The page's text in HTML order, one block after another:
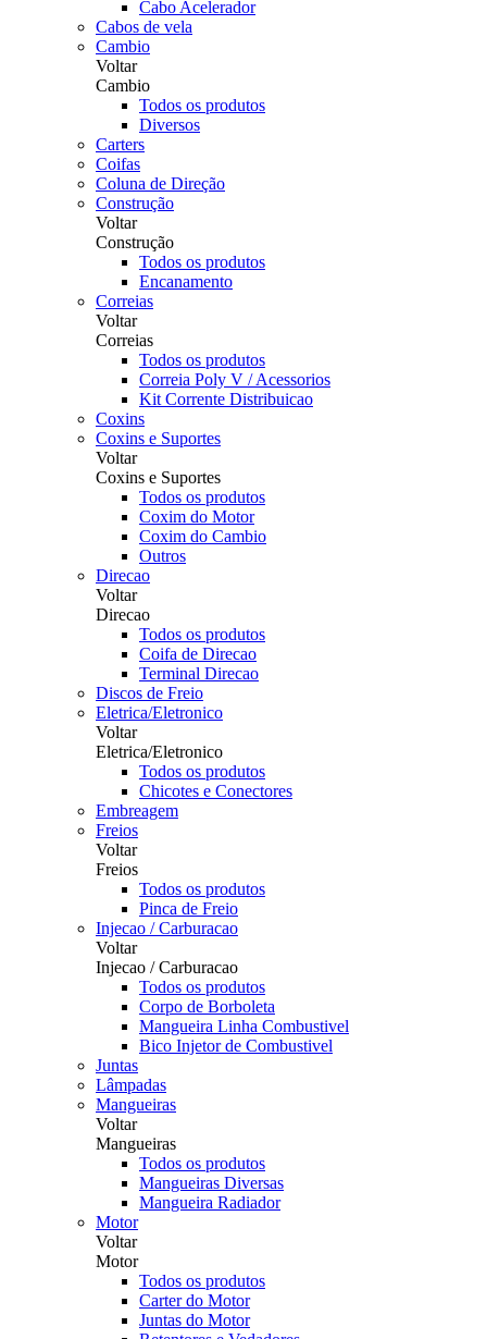
Cabo Acelerador
Cabos de vela
Cambio
Voltar
Cambio
Todos os produtos
Diversos
Carters
Coifas
Coluna de Direção
Construção
Voltar
Construção
Todos os produtos
Encanamento
Correias
Voltar
Correias
Todos os produtos
Correia Poly V / Acessorios
Kit Corrente Distribuicao
Coxins
Coxins e Suportes
Voltar
Coxins e Suportes
Todos os produtos
Coxim do Motor
Coxim do Cambio
Outros
Direcao
Voltar
Direcao
Todos os produtos
Coifa de Direcao
Terminal Direcao
Discos de Freio
Eletrica/Eletronico
Voltar
Eletrica/Eletronico
Todos os produtos
Chicotes e Conectores
Embreagem
Freios
Voltar
Freios
Todos os produtos
Pinca de Freio
Injecao / Carburacao
Voltar
Injecao / Carburacao
Todos os produtos
Corpo de Borboleta
Mangueira Linha Combustivel
Bico Injetor de Combustivel
Juntas
Lâmpadas
Mangueiras
Voltar
Mangueiras
Todos os produtos
Mangueiras Diversas
Mangueira Radiador
Motor
Voltar
Motor
Todos os produtos
Carter do Motor
Juntas do Motor